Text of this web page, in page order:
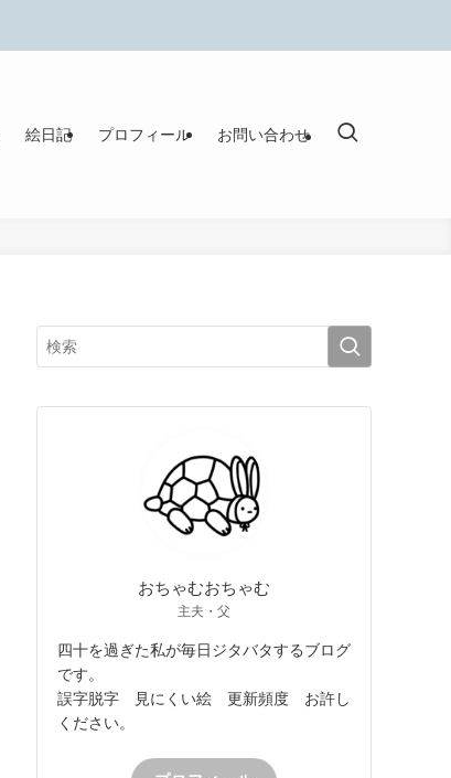
絵日記 プロフィール お問い合わせ
おちゃむおちゃむ
主夫・父
四十を過ぎた私が毎日ジタバタするブログ
です。
誤字脱字 見にくい絵 更新頻度 お許し
ください。